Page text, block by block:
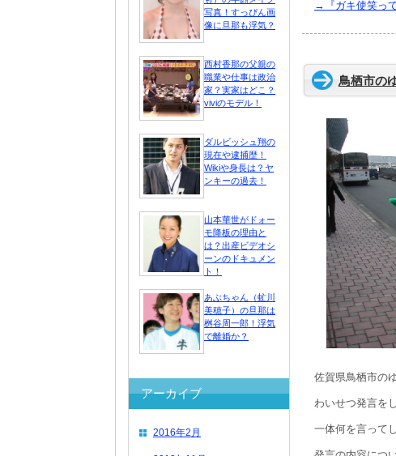
→『ガキ使笑っ
鳥栖市の
佐賀県鳥栖市の
わいせつ発言を
一体何を言って
写真！すっぴん画
像に旦那も浮気？
西村香那の父親の
職業や仕事は政治
家？実家はどこ？
viviのモデル！
ダルビッシュ翔の
現在や逮捕歴！
Wikiや身長は？ヤ
ンキーの過去！
山本華世がドォー
モ降板の理由と
は？出産ビデオシ
ーンのドキュメン
ト！
あぶちゃん（虻川
美穂子）の旦那は
桝谷周一郎！浮気
で離婚か？
アーカイブ
2016年2月